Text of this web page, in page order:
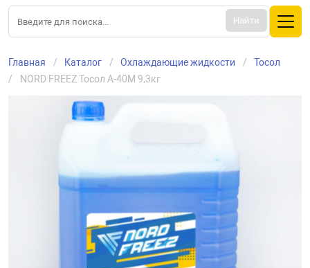
Найти
Главная Каталог Охлаждающие жидкости
Тосол
NORD FREEZ Тосол А-40М 9,3кг